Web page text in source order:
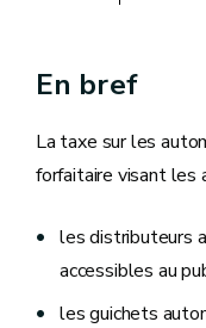
En bref
La taxe sur les
forfaitaire visant
les distributeurs
accessibles au
les guichets